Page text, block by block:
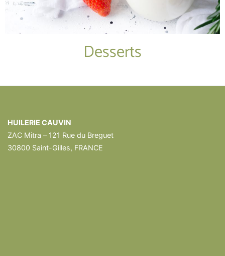
Desserts
HUILERIE CAUVIN
ZAC Mitra – 121 Rue du Breguet
30800 Saint-Gilles, FRANCE